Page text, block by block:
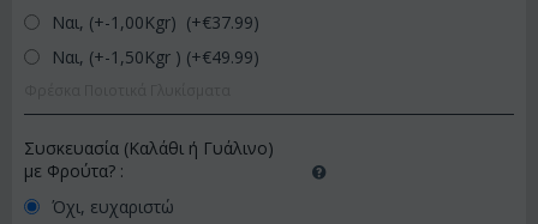
Ναι, (+-1,00Kgr) (+€37.99)
Ναι, (+-1,50Kgr ) (+€49.99)
Συσκευασία (Καλάθι ή Γυάλινο)
με Φρούτα? :
Όχι, ευχαριστώ